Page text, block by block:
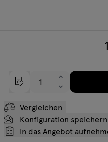
Vergleichen
Konfiguration speichern
In das Angebot